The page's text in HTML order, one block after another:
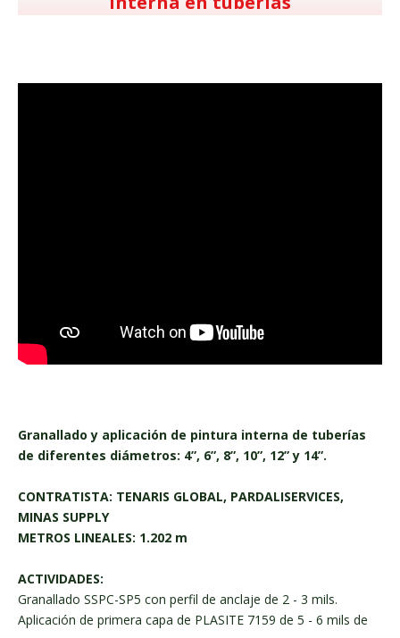
Granallado y aplicación de pintura interna de tuberías
de diferentes diámetros: 4”, 6”, 8”, 10”, 12” y 14”.
CONTRATISTA: TENARIS GLOBAL, PARDALISERVICES,
MINAS SUPPLY
METROS LINEALES: 1.202 m
ACTIVIDADES:
Granallado SSPC-SP5 con perfil de anclaje de 2 - 3 mils.
Aplicación de primera capa de PLASITE 7159 de 5 - 6 mils de